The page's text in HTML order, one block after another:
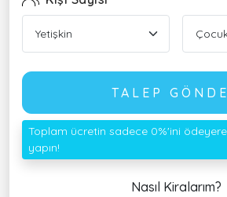
TALEP
Toplam ücretin sadece 0%'ini
yapın!
Nasıl Kiralarım?